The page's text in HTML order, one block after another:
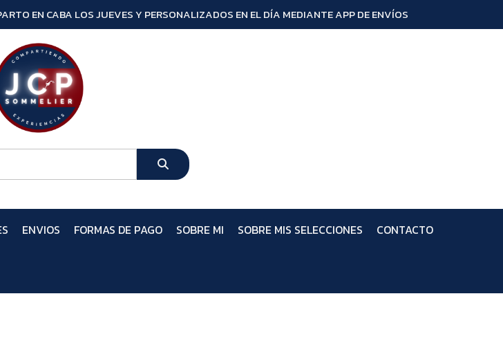
EN CABA LOS JUEVES Y PERSONALIZADOS EN EL DÍA MEDIANTE APP DE ENVÍOS
ENVIOS FORMAS DE PAGO SOBRE MI SOBRE MIS SELECCIONES CONTACTO